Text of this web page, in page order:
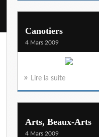
Canotiers
4 Mars 2009
Lire la suite
Arts, Beaux-Arts
4 Mars 2009